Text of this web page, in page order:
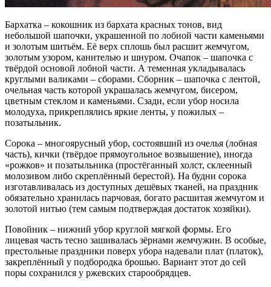
Бархатка – кокошник из бархата красных тонов, вид
небольшой шапочки, украшенной по лобной части каменьями
и золотым шитьём. Её верх сплошь был расшит жемчугом,
золотым узором, канителью и шнуром. Очапок – шапочка с
твёрдой основой лобной части. А теменная укладывалась
круглыми валиками – сборами. Сборник – шапочка с лентой,
очельная часть которой украшалась жемчугом, бисером,
цветным стеклом и каменьями. Сзади, если убор носила
молодуха, прикреплялись яркие ленты, у пожилых –
позатыльник.
Сорока – многоярусный убор, состоявший из очелья (лобная
часть), кички (твёрдое прямоугольное возвышение), иногда
«рожков» и позатыльника (простёганный холст, склеенный
молозивом либо скреплённый берестой). На будни сорока
изготавливалась из доступных дешёвых тканей, на праздник
обязательно хранилась парчовая, богато расшитая жемчугом и
золотой нитью (тем самым подтверждая достаток хозяйки).
Повойник – нижний убор круглой мягкой формы. Его
лицевая часть тесно зашивалась зёрнами жемчужин. В особые,
престольные праздники поверх убора надевали плат (платок),
закреплённый у подбородка брошью. Вариант этот до сей
поры сохранился у ржевских старообрядцев.